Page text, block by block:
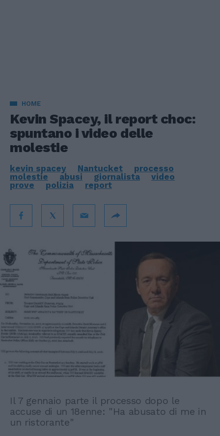
HOME
Kevin Spacey, il report choc:
spuntano i video delle
molestie
kevin spacey Nantucket
processo
molestie
abusi giornalista
video
prove
polizia report
Il 7 gennaio parte il processo dopo le
accuse di un 18enne: "Ha abusato di me in
un ristorante"